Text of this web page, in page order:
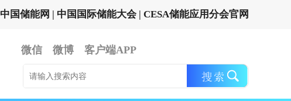
中国储能网 | 中国国际储能大会 | CESA储能应用分会官网
微信 微博 客户端APP